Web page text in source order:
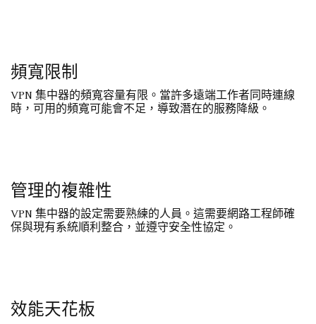
頻寬限制
VPN 集中器的頻寬容量有限。當許多遠端工作者同時連線
時，可用的頻寬可能會不足，導致潛在的服務降級。
管理的複雜性
VPN 集中器的設定需要熟練的人員。這需要網路工程師確
保與現有系統順利整合，並遵守安全性協定。
效能天花板